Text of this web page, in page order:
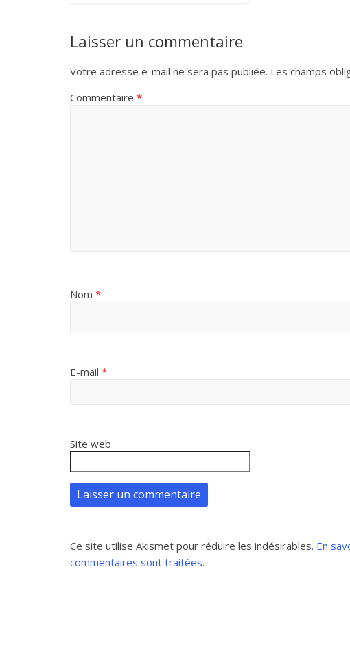
Laisser un commentaire
Votre adresse e-mail ne sera pas publiée. Les champs
Commentaire *
Nom *
E-mail *
Site web
Ce site utilise Akismet pour réduire les indésirables. En
commentaires sont traitées.